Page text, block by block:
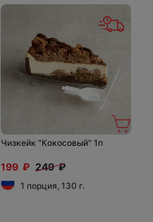
Чизкейк "Кокосовый" 1п
199 ₽ 249 ₽
1 порция, 130 г.